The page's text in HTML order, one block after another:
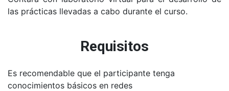
las prácticas llevadas a cabo durante el curso.
Requisitos
Es recomendable que el participante tenga
conocimientos básicos en redes